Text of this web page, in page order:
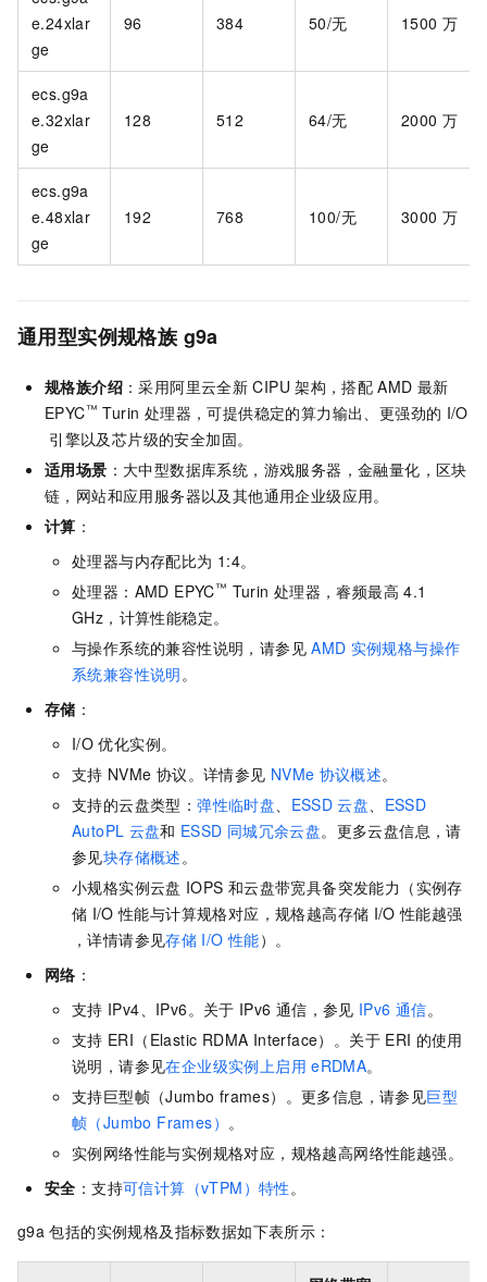
e.24xlar
ge
96 384 50/无 1500 万
ecs.g9a
e.32xlar
ge
128 512 64/无 2000 万
ecs.g9a
e.48xlar
ge
192 768 100/无 3000 万
通用型实例规格族 g9a
规格族介绍 ：采用阿里云全新 CIPU 架构，搭配 AMD 最新
EPYC™ Turin 处理器，可提供稳定的算力输出、更强劲的 I/O
引擎以及芯片级的安全加固。
适用场景 ：大中型数据库系统，游戏服务器，金融量化，区块
链，网站和应用服务器以及其他通用企业级应用。
计算 ：
处理器与内存配比为 1:4。
处理器：AMD EPYC™ Turin 处理器，睿频最高 4.1
GHz，计算性能稳定。
与操作系统的兼容性说明，请参见 AMD 实例规格与操作
系统兼容性说明。
存储 ：
I/O 优化实例。
支持 NVMe 协议。详情参见 NVMe 协议概述。
支持的云盘类型：弹性临时盘、 ESSD 云盘、 ESSD
AutoPL 云盘和 ESSD 同城冗余云盘。更多云盘信息，请
参见块存储概述。
小规格实例云盘 IOPS 和云盘带宽具备突发能力（实例存
储 I/O 性能与计算规格对应，规格越高存储 I/O 性能越强
，详情请参见存储 I/O 性能）。
网络 ：
支持 IPv4、IPv6。关于 IPv6 通信，参见 IPv6 通信。
支持 ERI（Elastic RDMA Interface）。关于 ERI 的使用
说明，请参见在企业级实例上启用 eRDMA。
支持巨型帧（Jumbo frames）。更多信息，请参见巨型
帧（Jumbo Frames） 。
实例网络性能与实例规格对应，规格越高网络性能越强。
安全 ：支持可信计算（vTPM）特性。
g9a 包括的实例规格及指标数据如下表所示：